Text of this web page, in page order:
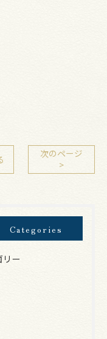
次のページ
>
Categories
リー